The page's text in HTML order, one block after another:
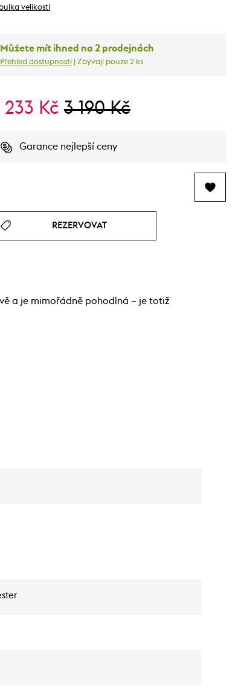
velikostí
Můžete mít ihned na 2 prodejnách
Přehled dostupnosti | Zbývají pouze 2 ks
233 Kč 3 190 Kč
Garance nejlepší ceny
REZERVOVAT
a je mimořádně pohodlná – je totiž